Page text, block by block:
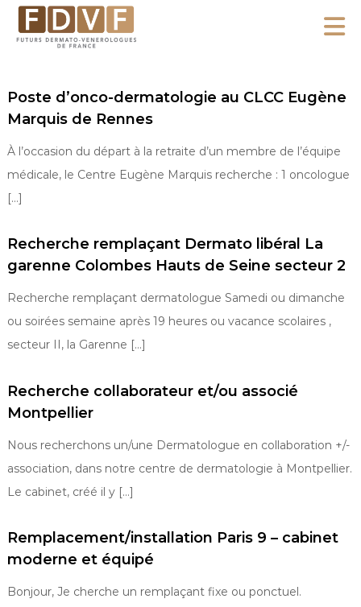
V
F
t
u
D
m
a
o
V
r
o
e
s
Poste d’onco-dermatologie au CLCC Eugène
Marquis de Rennes
À l’occasion du départ à la retraite d’un membre de l’équipe
médicale, le Centre Eugène Marquis recherche : 1 oncologue
[…]
Recherche remplaçant Dermato libéral La
garenne Colombes Hauts de Seine secteur 2
Recherche remplaçant dermatologue Samedi ou dimanche
ou soirées semaine après 19 heures ou vacance scolaires ,
secteur II, la Garenne […]
Recherche collaborateur et/ou associé
Montpellier
Nous recherchons un/une Dermatologue en collaboration +/-
association, dans notre centre de dermatologie à Montpellier.
Le cabinet, créé il y […]
Remplacement/installation Paris 9 – cabinet
moderne et équipé
Bonjour, Je cherche un remplaçant fixe ou ponctuel.